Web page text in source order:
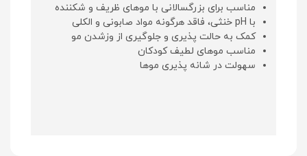
مناسب برای بزرگسالانی با موهای ظریف و شکننده
با pH خنثی، فاقد هرگونه مواد صابونی و الکلی
کمک به حالت پذیری و جلوگیری از وزشدن مو
مناسب موهای لطیف کودکان
سهولت در شانه پذیری موها